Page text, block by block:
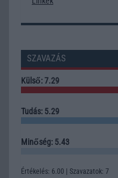
SZAVAZÁS
Külső: 7.29
Tudás: 5.29
Minőség: 5.43
Értékelés: 6.00 | Szavazatok: 7